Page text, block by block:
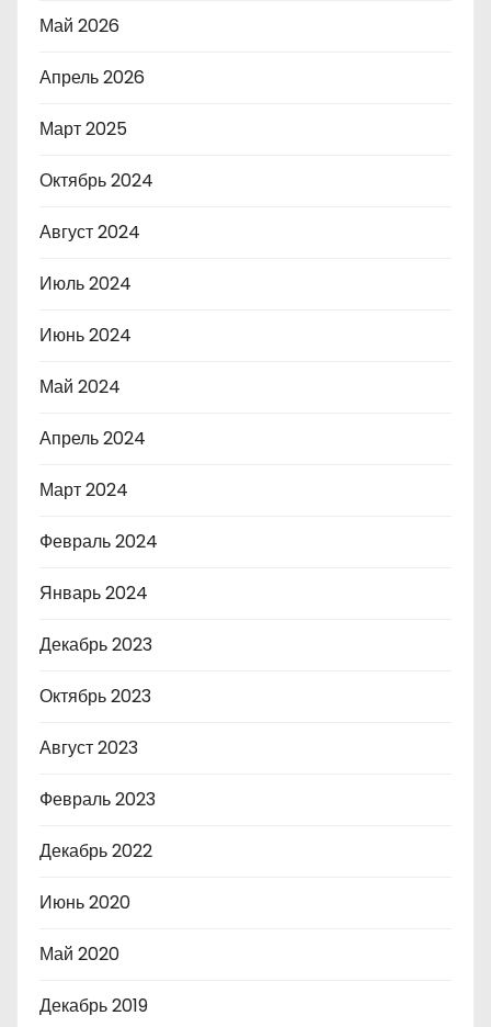
Май 2026
Апрель 2026
Март 2025
Октябрь 2024
Август 2024
Июль 2024
Июнь 2024
Май 2024
Апрель 2024
Март 2024
Февраль 2024
Январь 2024
Декабрь 2023
Октябрь 2023
Август 2023
Февраль 2023
Декабрь 2022
Июнь 2020
Май 2020
Декабрь 2019